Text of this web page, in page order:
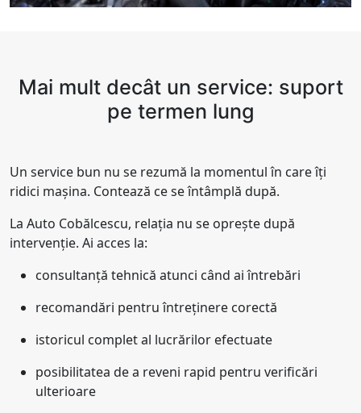
Mai mult decât un service: suport
pe termen lung
Un service bun nu se rezumă la momentul în care îți
ridici mașina. Contează ce se întâmplă după.
La Auto Cobălcescu, relația nu se oprește după
intervenție. Ai acces la:
consultanță tehnică atunci când ai întrebări
recomandări pentru întreținere corectă
istoricul complet al lucrărilor efectuate
posibilitatea de a reveni rapid pentru verificări
ulterioare